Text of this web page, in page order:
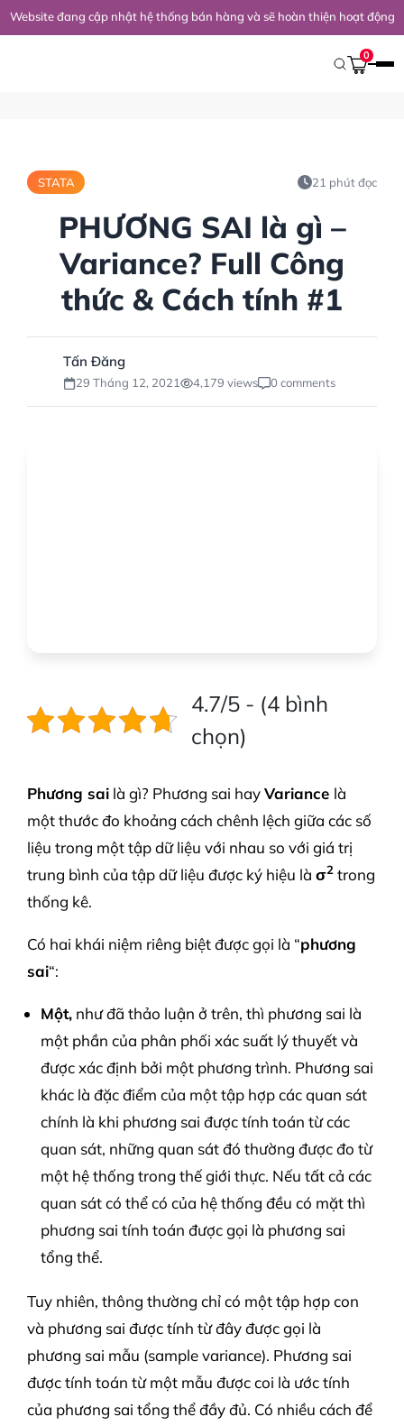
Website đang cập nhật hệ thống bán hàng và sẽ hoàn thiện hoạt động
0
Trang Chủ / Kiến Thức Nghiên Cứu / STATA / PHƯƠNG SAI Là Gì –
STATA 21 phút đọc
PHƯƠNG SAI là gì –
Variance? Full Công
thức & Cách tính #1
Tấn Đăng
29 Tháng 12, 2021 4,179 views 0 comments
4.7/5 - (4 bình
chọn)
Phương sai là gì? Phương sai hayVariance là
một thước đo khoảng cách chênh lệch giữa các số
liệu trong một tập dữ liệu với nhau so với giá trị
trung bình của tập dữ liệu được ký hiệu làσ2 trong
thống kê.
Có hai khái niệm riêng biệt được gọi là “phương
sai“:
Một, như đã thảo luận ở trên, thì phương sai là
một phần của phân phối xác suất lý thuyết và
được xác định bởi một phương trình. Phương sai
khác là đặc điểm của một tập hợp các quan sát
chính là khi phương sai được tính toán từ các
quan sát, những quan sát đó thường được đo từ
một hệ thống trong thế giới thực. Nếu tất cả các
quan sát có thể có của hệ thống đều có mặt thì
phương sai tính toán được gọi là phương sai
tổng thể.
Tuy nhiên, thông thường chỉ có một tập hợp con
và phương sai được tính từ đây được gọi là
phương sai mẫu (sample variance). Phương sai
được tính toán từ một mẫu được coi là ước tính
của phương sai tổng thể đầy đủ. Có nhiều cách để